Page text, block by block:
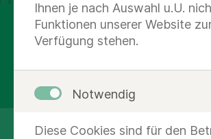
Als psychiatrisch-
Einrichtung
bieten wir Ihnen im Osten
Ihnen je nach Auswahl u.U.
Funktionen unserer Website
Verfügung stehen.
Notwendig
Diese Cookies sind für den